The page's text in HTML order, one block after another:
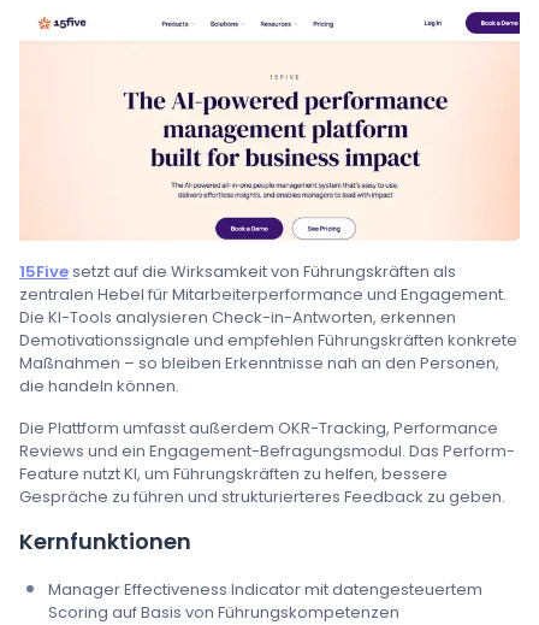
15Fivesetzt auf die Wirksamkeit von Führungskräften als
zentralen Hebel für Mitarbeiterperformance und Engagement.
Die KI-Tools analysieren Check-in-Antworten, erkennen
Demotivationssignale und empfehlen Führungskräften konkrete
Maßnahmen – so bleiben Erkenntnisse nah an den Personen,
die handeln können.
Die Plattform umfasst außerdem OKR-Tracking, Performance
Reviews und ein Engagement-Befragungsmodul. Das Perform-
Feature nutzt KI, um Führungskräften zu helfen, bessere
Gespräche zu führen und strukturierteres Feedback zu geben.
Kernfunktionen
Manager Effectiveness Indicator mit datengesteuertem
Scoring auf Basis von Führungskompetenzen